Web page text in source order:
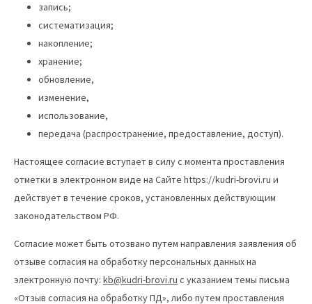
запись;
систематизация;
накопление;
хранение;
обновление,
изменение,
использование,
передача (распространение, предоставление, доступ).
Настоящее согласие вступает в силу с момента проставления
отметки в электронном виде на Сайте https://kudri-brovi.ru и
действует в течение сроков, установленных действующим
законодательством РФ.
Согласие может быть отозвано путем направления заявления об
отзыве согласия на обработку персональных данных на
электронную почту: kb@kudri-brovi.ru с указанием темы письма
«Отзыв согласия на обработку ПД», либо путем проставления